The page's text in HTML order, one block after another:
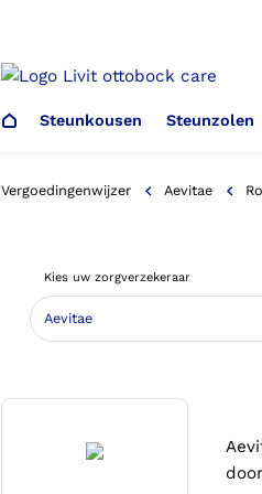
Steunkousen
Steunkousen (klasse 1)
Aantrekhulpen
Steunzolen
Steunzolen
Voetdrukmeting
Arm Elleboog
Heup Bekken Lies
Schoenencatalogus
Ambulo
Armprothese
Elleboogprothese
Onderbeenprothese
Werkgever
Vergoedingenwijzer Aevitae
Kies uw zorgverzekeraar